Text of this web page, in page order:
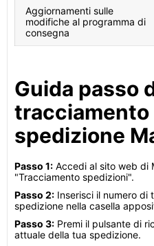
Aggiornamenti sulle
modifiche al programma di
consegna
Guida passo
tracciamento
spedizione
Passo 1: Accedi al sito web di
"Tracciamento spedizioni".
Passo 2: Inserisci il numero di
spedizione nella casella
Passo 3: Premi il pulsante di
attuale della tua spedizione.